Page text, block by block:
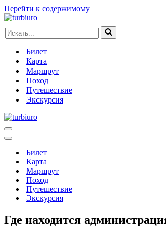
Перейти к содержимому
Искать...
Билет
Карта
Маршрут
Поход
Путешествие
Экскурсия
Меню
навигации
Меню
навигацииБилет
Карта
Маршрут
Поход
Путешествие
Экскурсия
Где находится